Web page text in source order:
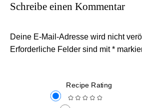
Schreibe einen Kommentar
Deine E-Mail-Adresse wird nicht
Erforderliche Felder sind mit*
Recipe Rating